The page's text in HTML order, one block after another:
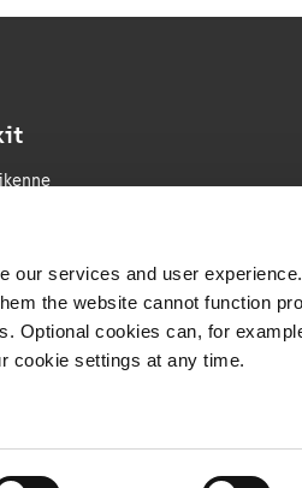
our services and user
the website cannot function
Optional cookies can, for
cookie settings at any time.